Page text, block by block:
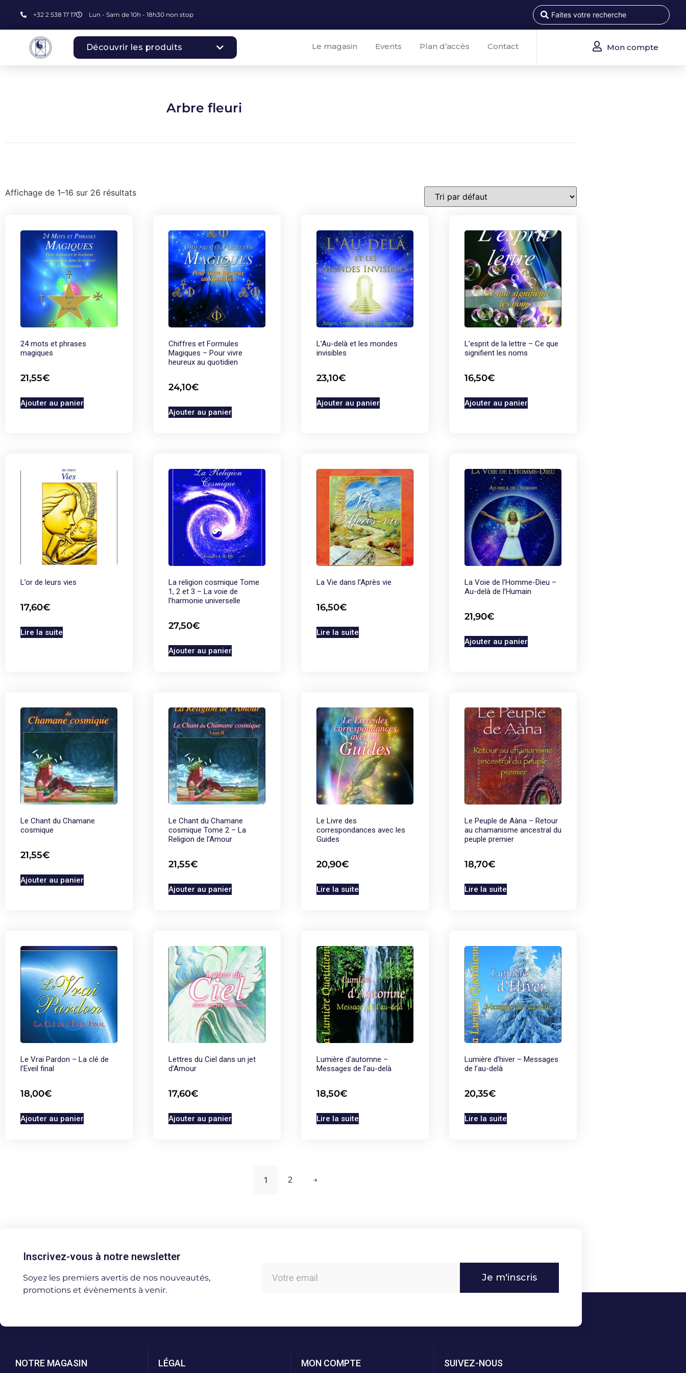
+32 2 538 17 17 Lun - Sam de 10h - 18h30 non stop
Découvrir les produits Le magasin Events Plan d’accès Contact Mon compte
Arbre fleuri
Affichage de 1–16 sur 26 résultats
24 mots et phrases
magiques
21,55€
Ajouter au panier
Chiffres et Formules
Magiques – Pour vivre
heureux au quotidien
24,10€
Ajouter au panier
L’Au-delà et les mondes
invisibles
23,10€
Ajouter au panier
L’esprit de la lettre – Ce que
signifient les noms
16,50€
Ajouter au panier
L’or de leurs vies
17,60€
Lire la suite
La religion cosmique Tome
1, 2 et 3 – La voie de
l’harmonie universelle
27,50€
Ajouter au panier
La Vie dans l’Après vie
16,50€
Lire la suite
La Voie de l’Homme-Dieu –
Au-delà de l’Humain
21,90€
Ajouter au panier
Le Chant du Chamane
cosmique
21,55€
Ajouter au panier
Le Chant du Chamane
cosmique Tome 2 – La
Religion de l’Amour
21,55€
Ajouter au panier
Le Livre des
correspondances avec les
Guides
20,90€
Lire la suite
Le Peuple de Aàna – Retour
au chamanisme ancestral du
peuple premier
18,70€
Lire la suite
Le Vrai Pardon – La clé de
l’Eveil final
18,00€
Ajouter au panier
Lettres du Ciel dans un jet
d’Amour
17,60€
Ajouter au panier
Lumière d’automne –
Messages de l’au-delà
18,50€
Lire la suite
Lumière d’hiver – Messages
de l’au-delà
20,35€
Lire la suite
1 2 →
Inscrivez-vous à notre newsletter
Soyez les premiers avertis de nos nouveautés,
promotions et évènements à venir.
Je m'inscris
NOTRE MAGASIN LÉGAL MON COMPTE SUIVEZ-NOUS